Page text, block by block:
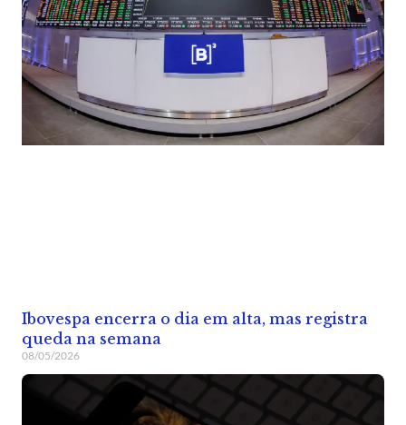
Ibovespa encerra o dia em alta, mas registra
queda na semana
08/05/2026